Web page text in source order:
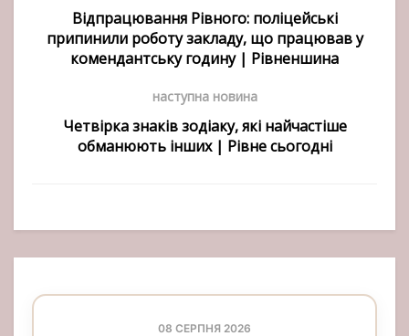
Відпрацювання Рівного: поліцейські
припинили роботу закладу, що працював у
комендантську годину | Рівненшина
наступна новина
Четвірка знаків зодіаку, які найчастіше
обманюють інших | Рівне сьогодні
08 СЕРПНЯ 2026